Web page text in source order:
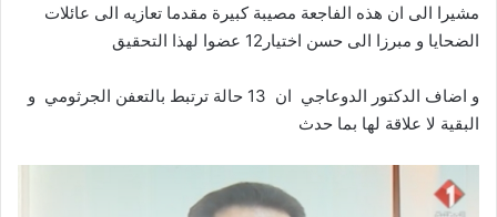
مشيرا الى ان هذه الفاجعة مصيبة كبيرة مقدما تعازيه الى عائلات
الضحايا و مبرزا الى حسن اختيار12 عضوا لهذا التحقيق
و اضاف الدكتور الدوعاجي ان 13 حالة ترتبط بالتعفن الجرثومي و
البقية لا علاقة لها بما حدث